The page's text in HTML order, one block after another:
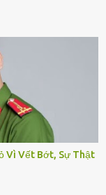
Vì Vết Bớt, Sự Thật